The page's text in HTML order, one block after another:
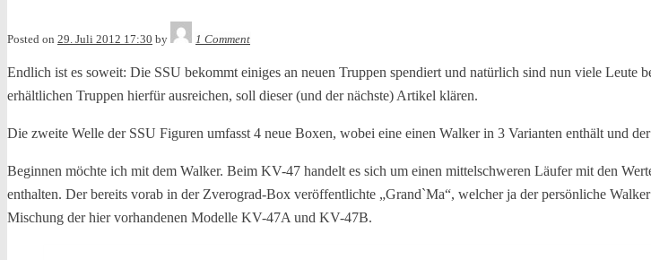
Posted on 29. Juli 2012 17:30 by
1 Comment
Endlich ist es soweit: Die SSU bekommt einiges an neuen Truppen spendiert und natürlich sind nun viele Leute
erhältlichen Truppen hierfür ausreichen, soll dieser (und der nächste) Artikel klären.
Die zweite Welle der SSU Figuren umfasst 4 neue Boxen, wobei eine einen Walker in 3 Varianten enthält und
Beginnen möchte ich mit dem Walker. Beim KV-47 handelt es sich um einen mittelschweren Läufer mit den
enthalten. Der bereits vorab in der Zverograd-Box veröffentlichte „Grand`Ma“, welcher ja der persönliche
Mischung der hier vorhandenen Modelle KV-47A und KV-47B.